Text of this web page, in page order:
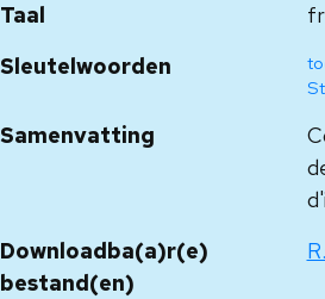
Taal
fr
Sleutelwoorden
Samenvatting
Downloadba(a)r(e)
bestand(en)